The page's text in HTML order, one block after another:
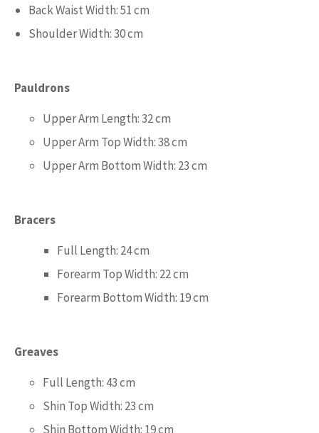
Back Waist Width: 51 cm
Shoulder Width: 30 cm
Pauldrons
Upper Arm Length: 32 cm
Upper Arm Top Width: 38 cm
Upper Arm Bottom Width: 23 cm
Bracers
Full Length: 24 cm
Forearm Top Width: 22 cm
Forearm Bottom Width: 19 cm
Greaves
Full Length: 43 cm
Shin Top Width: 23 cm
Shin Bottom Width: 19 cm